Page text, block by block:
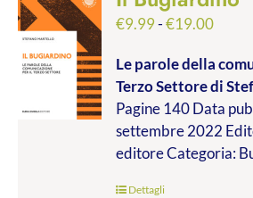
€9.99-€19.00Fascia
da
€9.99
a
Le parole della
Terzo Settoredi
Pagine 140 Data
settembre 2022
editore Categoria:
Dettagli